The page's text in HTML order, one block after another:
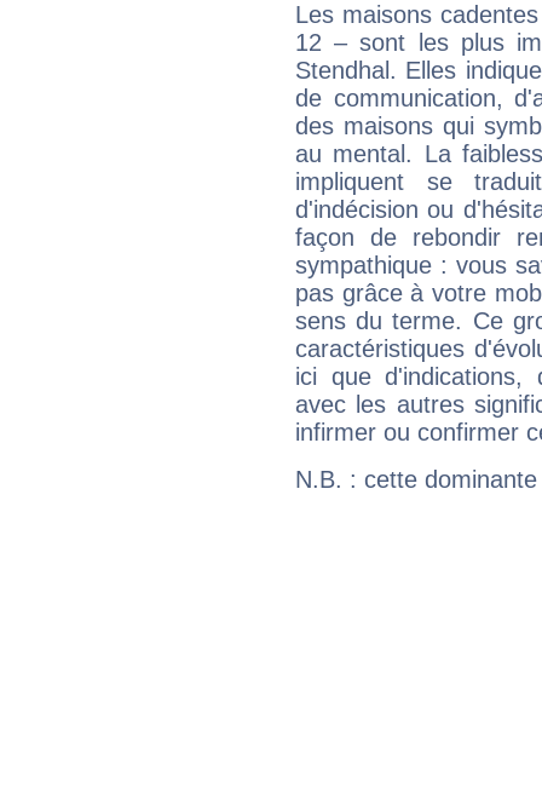
Les maisons
12 – sont les plus
Stendhal. Elles
de communication,
des maisons qui
au mental. La
impliquent se
d'indécision ou
façon de rebondir
sympathique : vous
pas grâce à votre
sens du terme. Ce
caractéristiques
ici que d'indications,
avec les autres
infirmer ou confirmer
N.B. : cette